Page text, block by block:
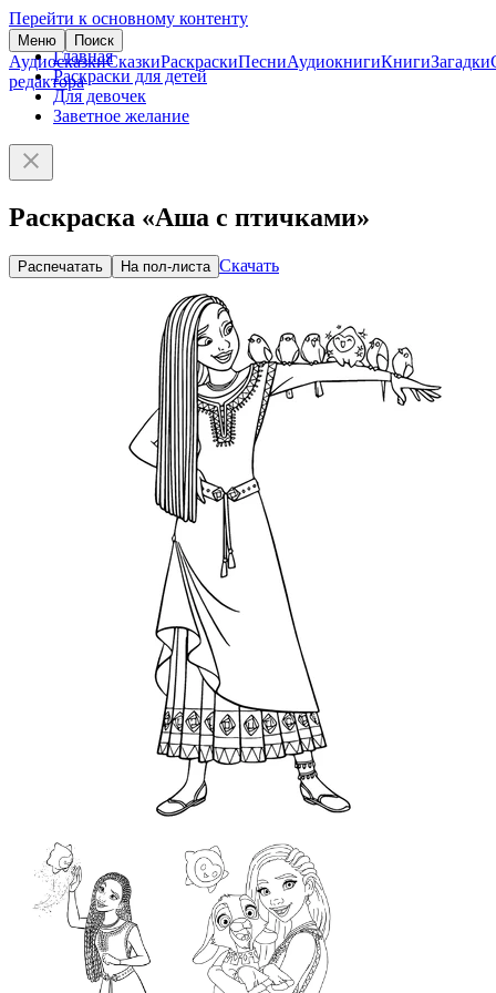
Перейти к основному контенту
Меню Поиск
АудиосказкиСказкиРаскраскиПесниАудиокнигиКнигиЗагадки
редактора
Главная
Раскраски для детей
Для девочек
Заветное желание
Раскраска «Аша с птичками»
Распечатать На пол-листа Скачать